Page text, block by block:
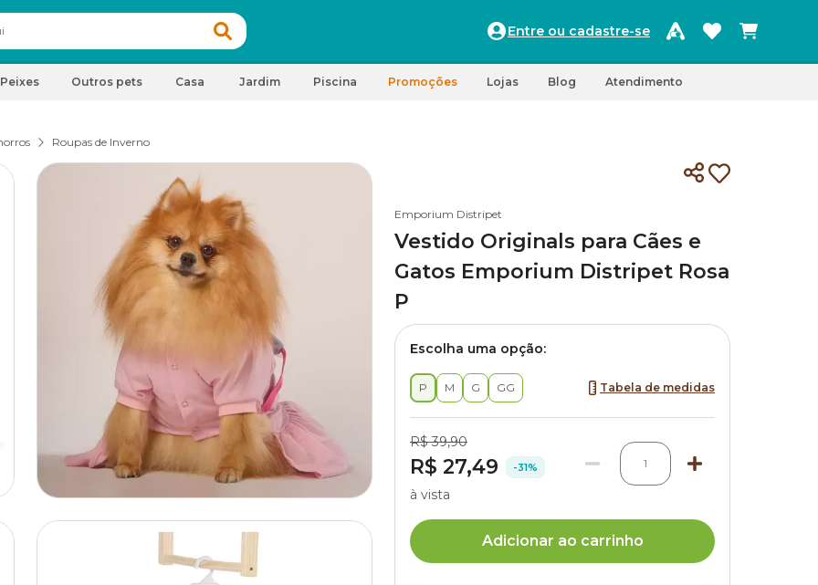
Entre ou cadastre-se
Peixes Outros pets Casa Jardim Piscina Promoções Lojas Blog Atendimento
Roupas de Inverno
Emporium Distripet
Vestido Originals para Cães e
Gatos Emporium Distripet Rosa
P
Escolha uma opção:
P M G GG Tabela de medidas
R$ 39,90
R$ 27,49 -31% 1
à vista
Adicionar ao carrinho